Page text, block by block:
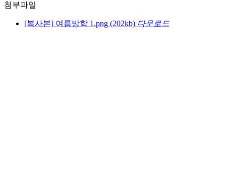
첨부파일
[복사본] 여름방학 1.png (202kb) 다운로드